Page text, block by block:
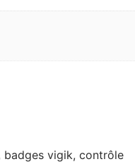
badges vigik, contrôle